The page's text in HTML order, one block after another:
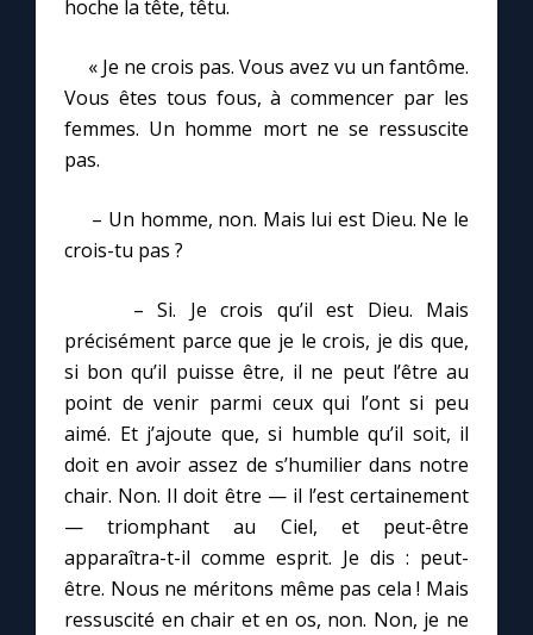
hoche la tête, têtu.
« Je ne crois pas. Vous avez vu un fantôme.
Vous êtes tous fous, à commencer par les
femmes. Un homme mort ne se ressuscite
pas.
– Un homme, non. Mais lui est Dieu. Ne le
crois-tu pas ?
– Si. Je crois qu’il est Dieu. Mais
précisément parce que je le crois, je dis que,
si bon qu’il puisse être, il ne peut l’être au
point de venir parmi ceux qui l’ont si peu
aimé. Et j’ajoute que, si humble qu’il soit, il
doit en avoir assez de s’humilier dans notre
chair. Non. Il doit être — il l’est certainement
— triomphant au Ciel, et peut-être
apparaîtra-t-il comme esprit. Je dis : peut-
être. Nous ne méritons même pas cela ! Mais
ressuscité en chair et en os, non. Non, je ne